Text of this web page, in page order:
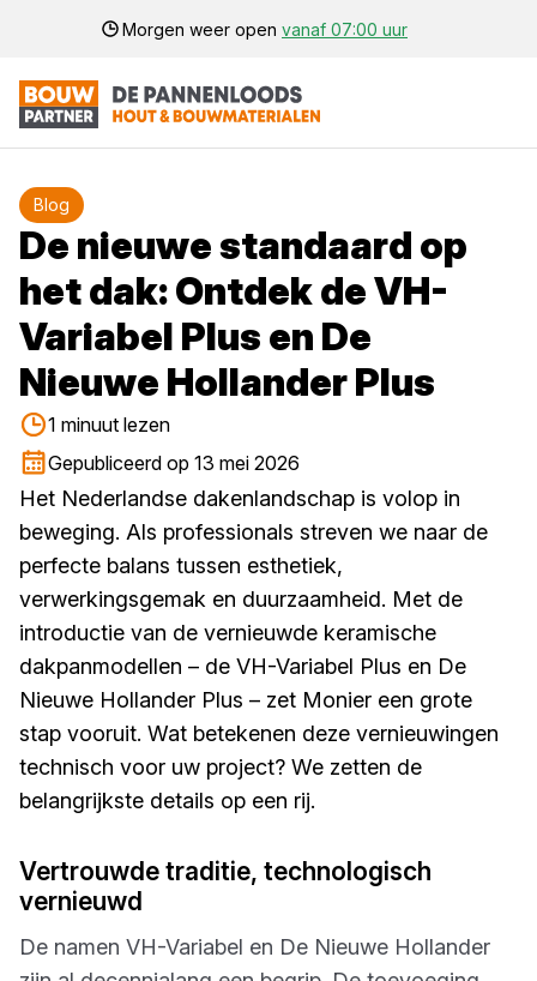
Morgen weer open vanaf 07:00 uur
Blog
De nieuwe standaard op
het dak: Ontdek de VH-
Variabel Plus en De
Nieuwe Hollander Plus
1 minuut lezen
Gepubliceerd op 13 mei 2026
Het Nederlandse dakenlandschap is volop in
beweging. Als professionals streven we naar de
perfecte balans tussen esthetiek,
verwerkingsgemak en duurzaamheid. Met de
introductie van de vernieuwde keramische
dakpanmodellen – de VH-Variabel Plus en De
Nieuwe Hollander Plus – zet Monier een grote
stap vooruit. Wat betekenen deze vernieuwingen
technisch voor uw project? We zetten de
belangrijkste details op een rij.
Vertrouwde traditie, technologisch
vernieuwd
De namen VH-Variabel en De Nieuwe Hollander